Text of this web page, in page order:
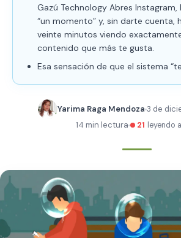
Gazú Technology Abres Instagram,
“un momento” y, sin darte cuenta,
veinte minutos viendo
contenido que más te gusta.
Esa sensación de que el sistema “te
Yarima Raga Mendoza 3 de
14 min lectura
21 leyendo